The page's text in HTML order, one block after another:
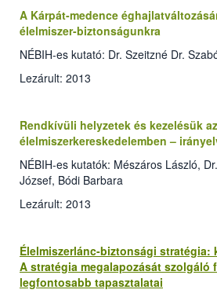
A Kárpát-medence
élelmiszer-biztonságunkra
NÉBIH-es kutató: Dr. Szeitzné Dr.
Lezárult: 2013
Rendkívüli helyzetek és kezelésük az
élelmiszerkereskedelemben –
NÉBIH-es kutatók: Mészáros László,
József, Bódi Barbara
Lezárult: 2013
Élelmiszerlánc-biztonsági stratégia:
A stratégia megalapozását szolgáló
legfontosabb tapasztalatai